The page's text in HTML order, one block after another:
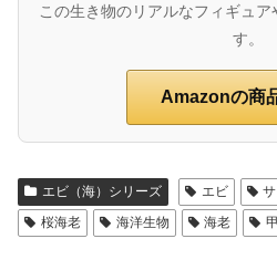
この生き物のリアルなフィギュ
す。
Amazonの商
エビ（海）シリーズ エビ
桜海老
海洋生物 海老